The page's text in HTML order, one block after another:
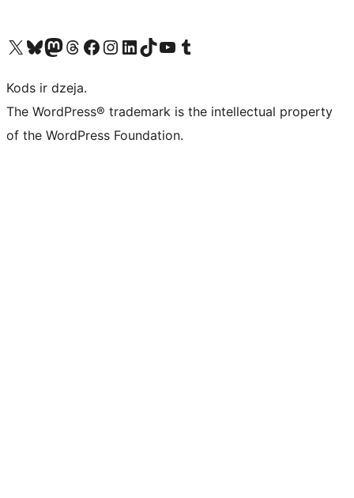
Apmeklējiet mūsu X (agrāk Twitter) kontu
Apmeklējiet mūsu Bluesky kontu
Apmeklējiet mūsu Mastodon kontu
Apmeklējiet mūsu Threads kontu
Apmeklējiet mūsu Facebook lapuApmeklējiet mūsu Instagram kontu
Apmeklējiet mūsu LinkedIn kontu
Apmeklējiet mūsu TikTok kontu
Apmeklējiet mūsu YouTube kanālu
Apmeklējiet mūsu Tumblr kontu
Kods ir dzeja.
The WordPress® trademark is the intellectual property
of the WordPress Foundation.